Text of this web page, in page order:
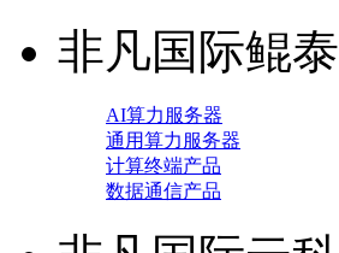
非凡国际鲲泰
AI算力服务器
通用算力服务器
计算终端产品
数据通信产品